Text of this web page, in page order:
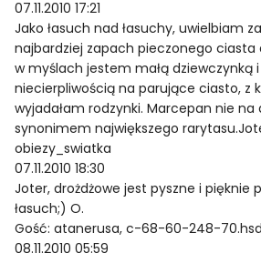
07.11.2010 17:21
Jako łasuch nad łasuchy, uwielbiam
najbardziej zapach pieczonego ciasta
w myślach jestem małą dziewczynką
niecierpliwością na parujące ciasto, z
wyjadałam rodzynki. Marcepan nie
synonimem największego
obiezy_swiatka
07.11.2010 18:30
Joter, drożdżowe jest pyszne i pięknie
łasuch;) O.
Gość: atanerusa, c-68-60-248-
08.11.2010 05:59